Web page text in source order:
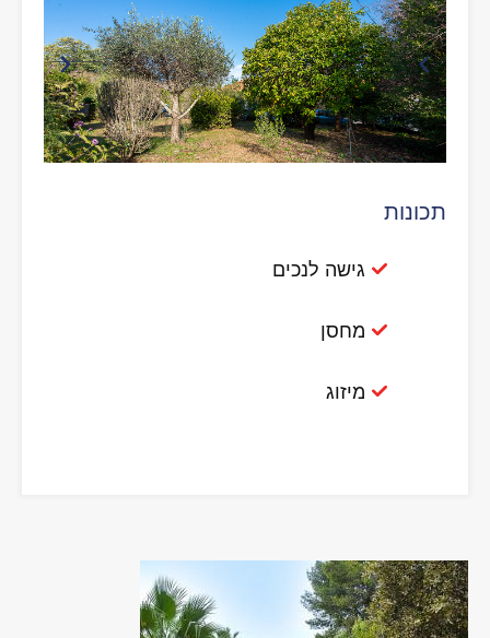
תכונות
גישה לנכים
מחסן
מיזוג